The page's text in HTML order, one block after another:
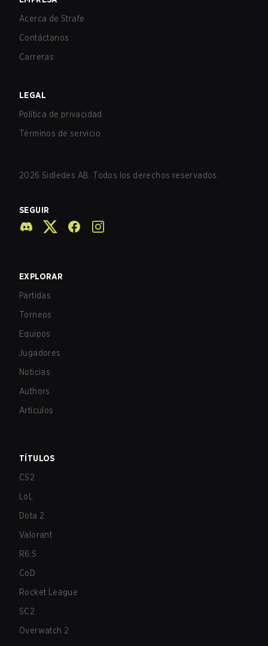
Acerca de Strafe
Contáctanos
Carreras
LEGAL
Política de privacidad
Términos de servicio
2026 Sidledes AB. Todos los derechos reservados.
SEGUIR
EXPLORAR
Partidas
Torneos
Equipos
Jugadores
Noticias
Authors
Artículos
TÍTULOS
CS2
LoL
Dota 2
Valorant
R6:S
CoD
Rocket League
SC2
Overwatch 2